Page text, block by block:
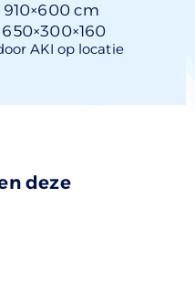
910×600 cm
650×300×160
AKI op locatie
deze